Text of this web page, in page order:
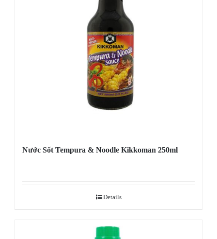
Nước Sốt Tempura & Noodle Kikkoman 250ml
Details